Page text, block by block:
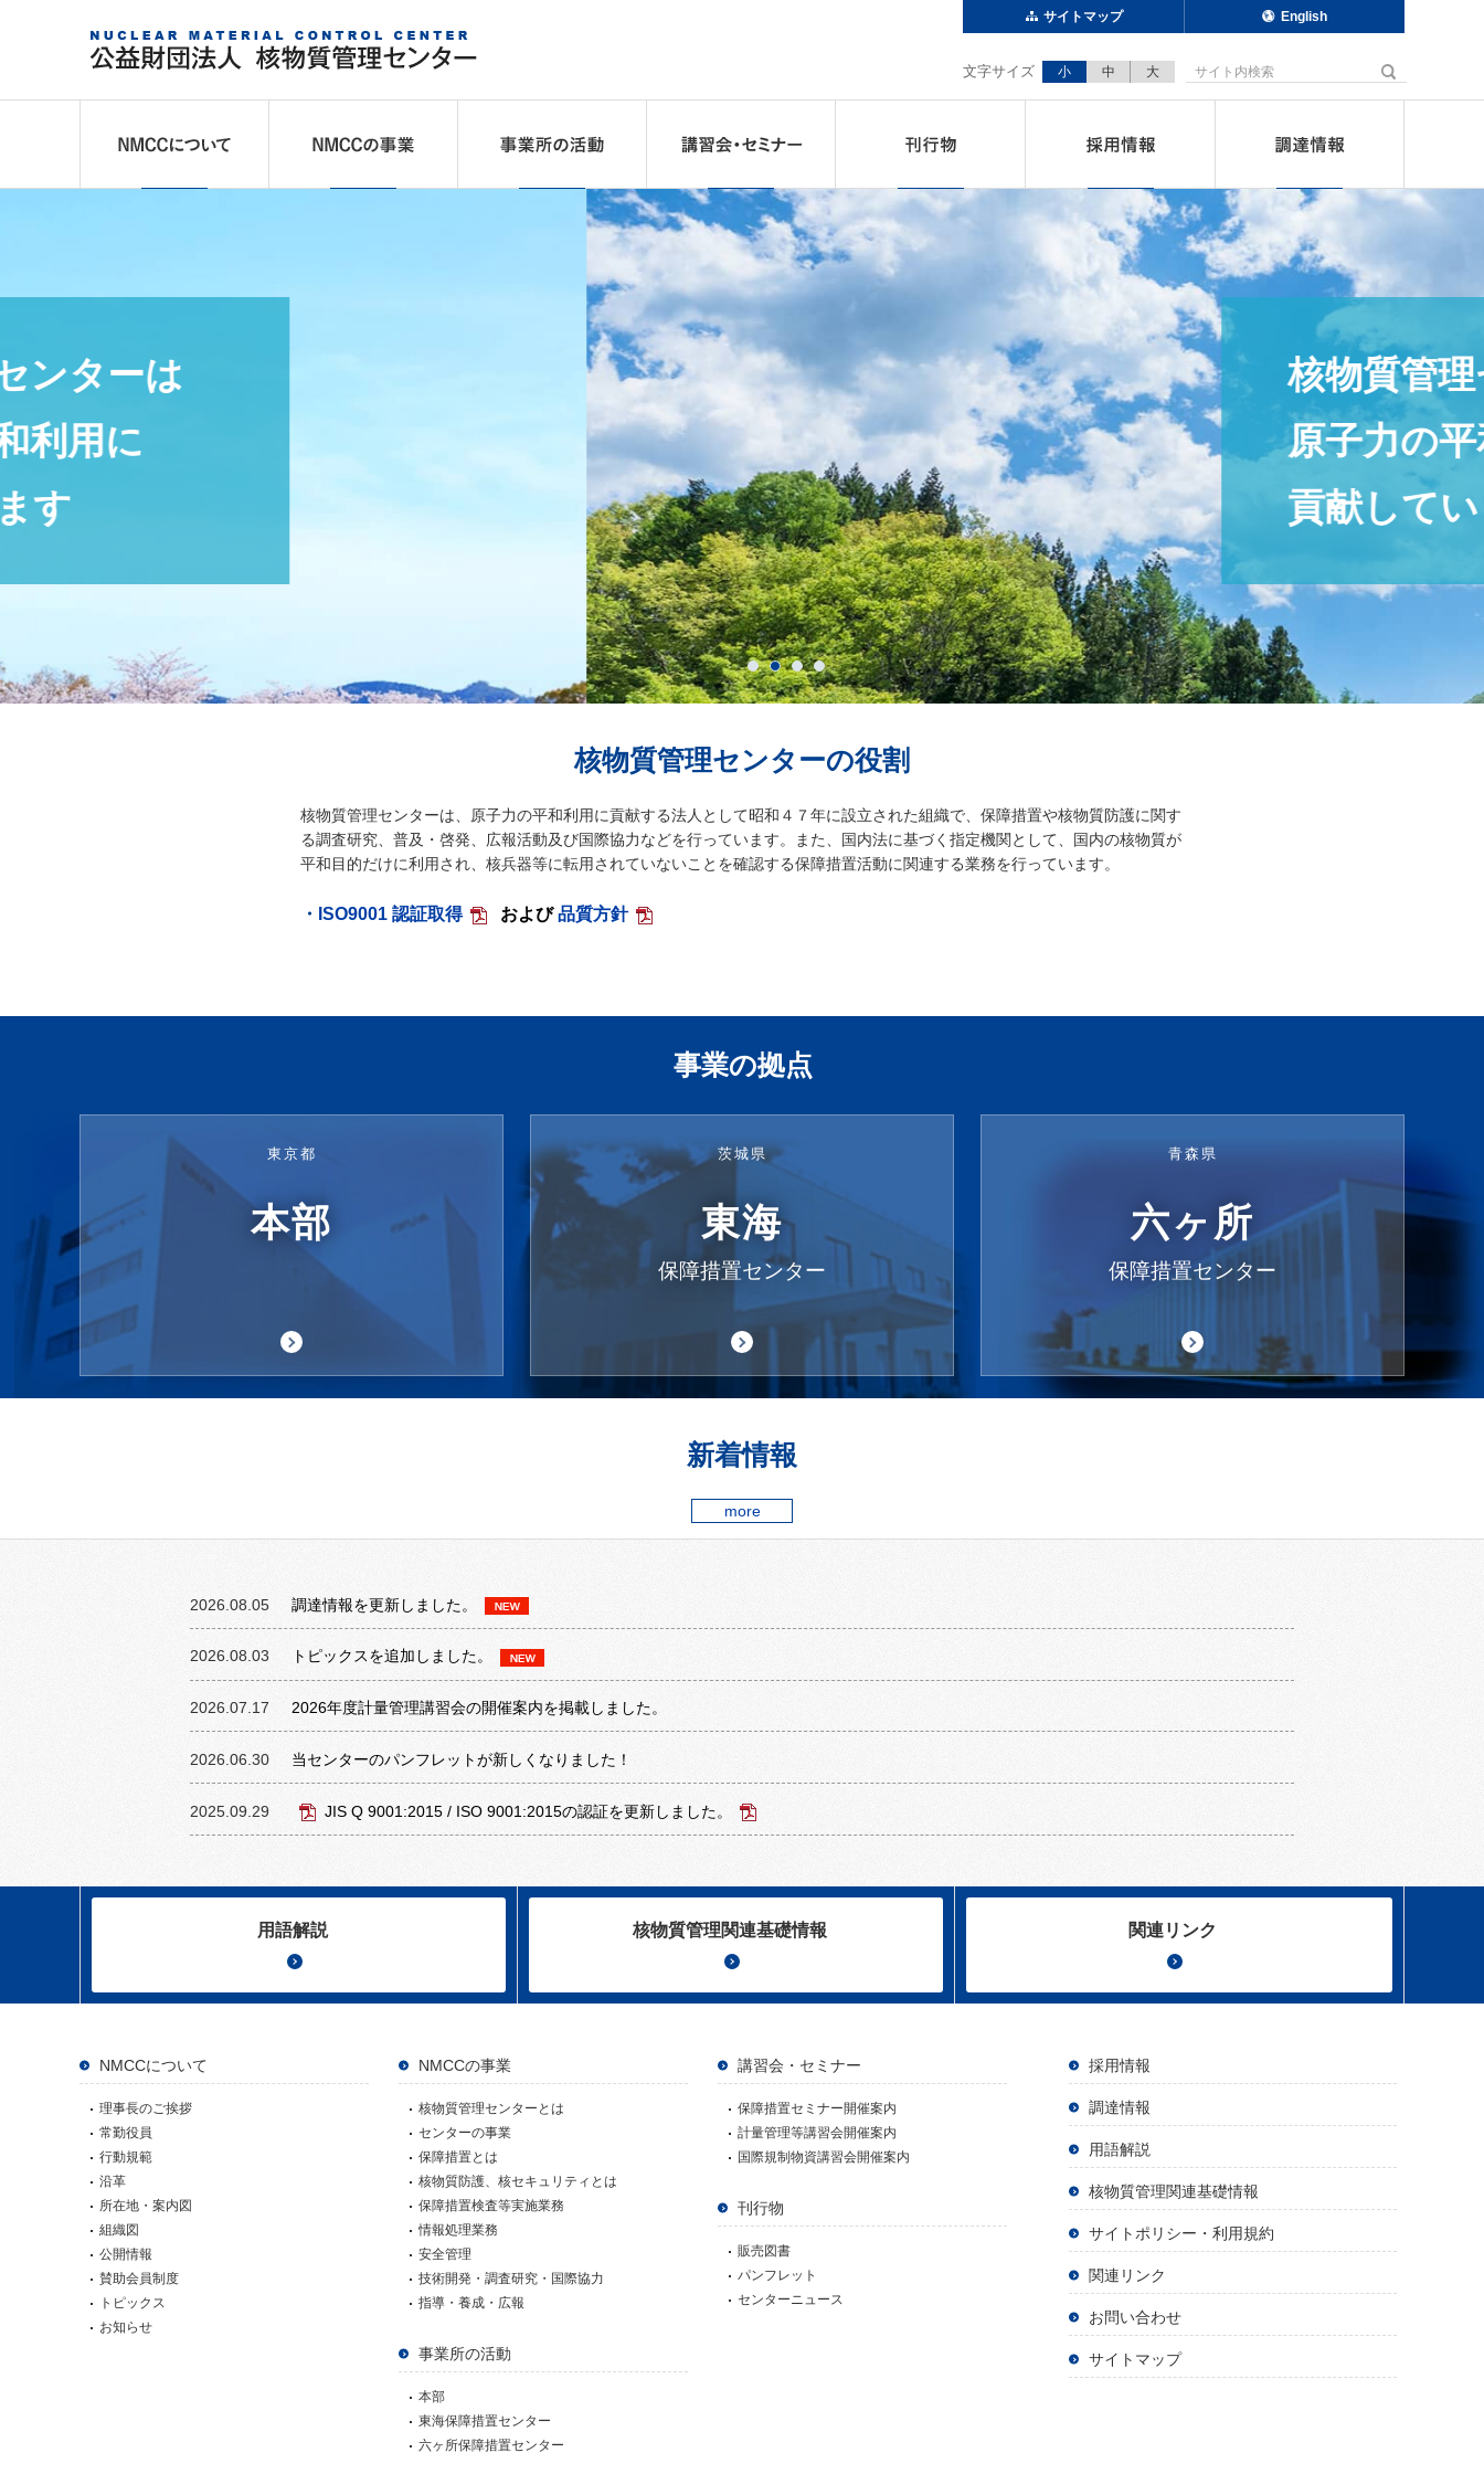
サイトマップ English
小 中 大 サイト内検索
核物質管理センターは
原子力の平和利用に
貢献しています
1 2 3 4
核物質管理センターの役割
核物質管理センターは、原子力の平和利用に貢献する法人として昭和４７年に設立された組織で、保障措置や核物質防護に関す
る調査研究、普及・啓発、広報活動及び国際協力などを行っています。また、国内法に基づく指定機関として、国内の核物質が
平和目的だけに利用され、核兵器等に転用されていないことを確認する保障措置活動に関連する業務を行っています。
・ ISO9001 認証取得 および 品質方針
事業の拠点
東京都
本部
茨城県
東海
保障措置センター
青森県
六ヶ所
保障措置センター
新着情報
more
2026.08.05 調達情報を更新しました。
2026.08.03 トピックスを追加しました。
2026.07.17 2026年度計量管理講習会の開催案内を掲載しました。
2026.06.30 当センターのパンフレットが新しくなりました！
2025.09.29 JIS Q 9001:2015 / ISO 9001:2015の認証を更新しました。
用語解説 核物質管理関連基礎情報 関連リンク
NMCCについて
理事長のご挨拶
常勤役員
行動規範
沿革
所在地・案内図
組織図
公開情報
賛助会員制度
トピックス
お知らせ
NMCCの事業
核物質管理センターとは
センターの事業
保障措置とは
核物質防護、核セキュリティとは
保障措置検査等実施業務
情報処理業務
安全管理
技術開発・調査研究・国際協力
指導・養成・広報
事業所の活動
本部
東海保障措置センター
六ヶ所保障措置センター
講習会・セミナー
保障措置セミナー開催案内
計量管理等講習会開催案内
国際規制物資講習会開催案内
刊行物
販売図書
パンフレット
センターニュース
採用情報
調達情報
用語解説
核物質管理関連基礎情報
サイトポリシー・利用規約
関連リンク
お問い合わせ
サイトマップ